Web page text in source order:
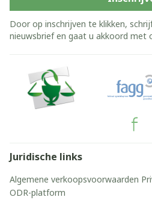
Door op inschrijven te klikken,
nieuwsbrief en gaat u akkoord met
Juridische links
Algemene verkoopsvoorwaarden
ODR-platform